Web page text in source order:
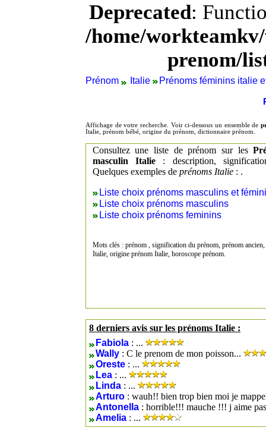
Deprecated:
/home/
prenom/
Prénom Italie Prénoms féminins italie
Affichage de votre recherche. Voir ci-dessous un ensemble de
Italie, prénom bébé, origine du prénom, dictionnaire prénom.
Consultez une liste de prénom sur les
masculin Italie: description,
Quelques exemples de prénoms Italie: .
Liste choix prénoms masculins et
Liste choix prénoms masculins
Liste choix prénoms feminins
Mots clés : prénom , signification du prénom, prénom
Italie, origine prénom Italie, horoscope prénom.
8 derniers avis sur les prénoms Italie :
Fabiola : ...
Wally : C le prenom de mon poisson...
Oreste : ...
Lea : ...
Linda : ...
Arturo : wauh!! bien trop bien moi je
Antonella : horrible!!! mauche !!! j aime
Amelia : ...